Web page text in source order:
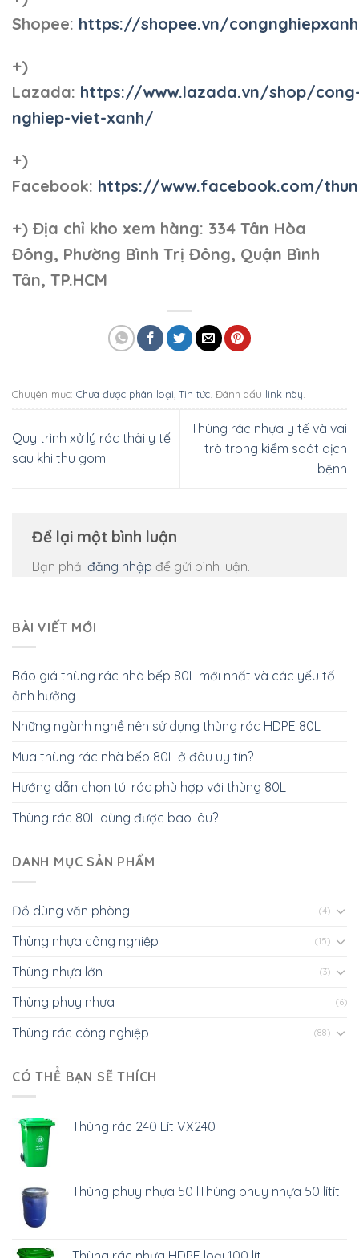
Shopee: https://shopee.vn/
+)
Lazada: https://www.lazada.vn/shop/
nghiep-viet-xanh/
+)
Facebook: https://www.facebook.com/
+) Địa chỉ kho xem hàng: 334 Tân Hòa
Đông, Phường Bình Trị Đông, Quận Bình
Tân, TP.HCM
Chuyên mục: Chưa được phân loại Tin tức . Đánh dấu link này
Quy trình xử lý rác thải y tế
sau khi thu gom
Thùng rác nhựa y tế và vai
trò trong kiểm soát dịch
bệnh
Để lại một bình luận
Bạn phải đăng nhập để gửi bình luận.
BÀI VIẾT MỚI
Báo giá thùng rác nhà bếp 80L mới nhất và các yếu tố
ảnh hưởng
Những ngành nghề nên sử dụng thùng rác HDPE 80L
Mua thùng rác nhà bếp 80L ở đâu uy tín?
Hướng dẫn chọn túi rác phù hợp với thùng 80L
Thùng rác 80L dùng được bao lâu?
DANH MỤC SẢN PHẨM
Đồ dùng văn phòng (4)
Thùng nhựa công nghiệp (15)
Thùng nhựa lớn (3)
Thùng phuy nhựa (6)
Thùng rác công nghiệp (88)
CÓ THỂ BẠN SẼ THÍCH
Thùng rác 240 Lít VX240
Thùng phuy nhựa 50 lThùng phuy nhựa 50 lítít